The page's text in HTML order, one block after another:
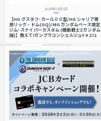
2026年02月5日
【HG グスタフ･カール００型/HG シャリア専
用リック・ドム(GQ)/MG ガンダムベース限定
ジム･スナイパーカスタム (機動戦士Zガンダム
版)】教えて!ガンプラコンシェルジュ!! # 272